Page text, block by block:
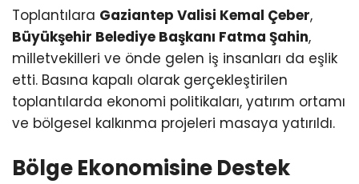
Toplantılara Gaziantep Valisi Kemal Çeber,
Büyükşehir Belediye Başkanı Fatma Şahin,
milletvekilleri ve önde gelen iş insanları da eşlik
etti. Basına kapalı olarak gerçekleştirilen
toplantılarda ekonomi politikaları, yatırım ortamı
ve bölgesel kalkınma projeleri masaya yatırıldı.
Bölge Ekonomisine Destek